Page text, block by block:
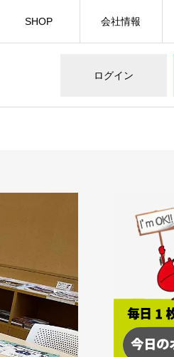
ログイン
SHOP 会社情報